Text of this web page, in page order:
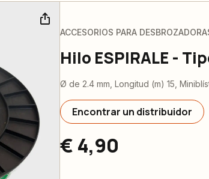
ACCESORIOS PARA
Hilo ESPIRALE -
Ø de 2.4 mm, Longitud (m) 15,
Encontrar un distribuidor
€ 4,90